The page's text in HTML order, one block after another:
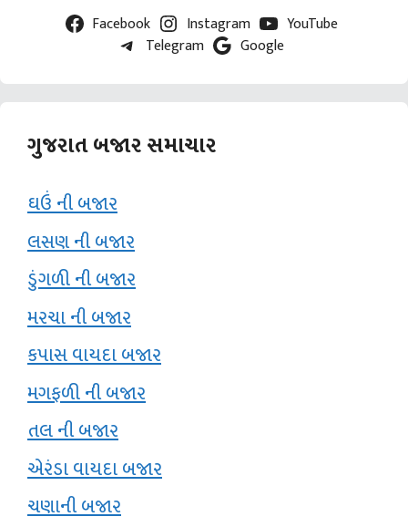
Facebook Instagram
YouTube
Telegram
Google
ગુજરાત બજાર સમાચાર
ઘઉં ની બજાર
લસણ ની બજાર
ડુંગળી ની બજાર
મરચા ની બજાર
કપાસ વાયદા બજાર
મગફળી ની બજાર
તલ ની બજાર
એરંડા વાયદા બજાર
ચણાની બજાર